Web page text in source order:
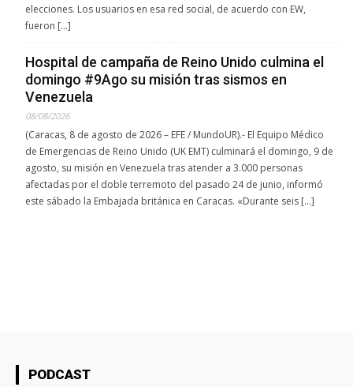
elecciones. Los usuarios en esa red social, de acuerdo con EW,
fueron […]
Hospital de campaña de Reino Unido culmina el
domingo #9Ago su misión tras sismos en
Venezuela
08/08/2026
(Caracas, 8 de agosto de 2026 – EFE / MundoUR).- El Equipo Médico
de Emergencias de Reino Unido (UK EMT) culminará el domingo, 9 de
agosto, su misión en Venezuela tras atender a 3.000 personas
afectadas por el doble terremoto del pasado 24 de junio, informó
este sábado la Embajada británica en Caracas. «Durante seis […]
PODCAST